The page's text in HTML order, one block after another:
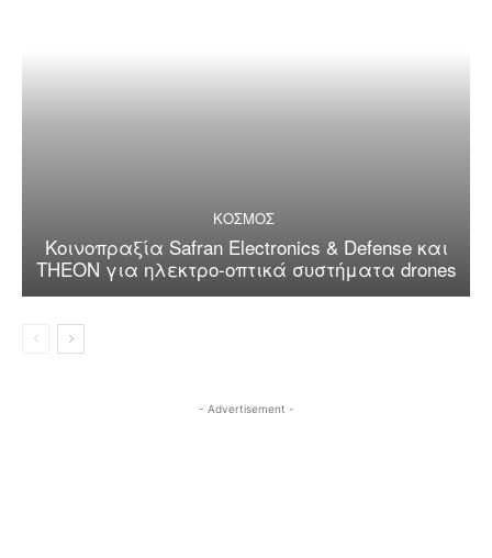
ΚΟΣΜΟΣ
Κοινοπραξία Safran Electronics & Defense και
THEON για ηλεκτρο-οπτικά συστήματα drones
- Advertisement -